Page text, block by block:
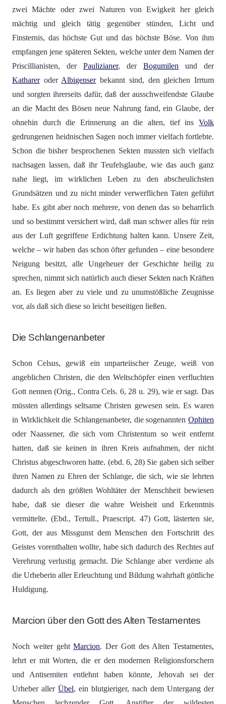
zwei Mächte oder zwei Naturen von Ewigkeit her gleich
mächtig und gleich tätig gegenüber stünden, Licht und
Finsternis, das höchste Gut und das höchste Böse. Von ihm
empfangen jene späteren Sekten, welche unter dem Namen der
Priscillianisten, der Paulizianer, der Bogumilen und der
Kathareroder Albigenserbekannt sind, den gleichen Irrtum
und sorgten ihrerseits dafür, daß der ausschweifendste Glaube
an die Macht des Bösen neue Nahrung fand, ein Glaube, der
ohnehin durch die Erinnerung an die alten, tief ins Volk
gedrungenen heidnischen Sagen noch immer vielfach fortlebte.
Schon die bisher besprochenen Sekten mussten sich vielfach
nachsagen lassen, daß ihr Teufelsglaube, wie das auch ganz
nahe liegt, im wirklichen Leben zu den abscheulichsten
Grundsätzen und zu nicht minder verwerflichen Taten geführt
habe. Es gibt aber noch mehrere, von denen das so beharrlich
und so bestimmt versichert wird, daß man schwer alles für rein
aus der Luft gegriffene Erdichtung halten kann. Unsere Zeit,
welche – wir haben das schon öfter gefunden – eine besondere
Neigung besitzt, alle Ungeheuer der Geschichte heilig zu
sprechen, nimmt sich natürlich auch dieser Sekten nach Kräften
an. Es liegen aber zu viele und zu unumstößliche Zeugnisse
vor, als daß sich diese so leicht beseitigen ließen.
Die Schlangenanbeter
Schon Celsus, gewiß ein unparteiischer Zeuge, weiß von
angeblichen Christen, die den Weltschöpfer einen verfluchten
Gott nennen (Orig., Contra Cels. 6, 28 u. 29), wie er sagt. Das
müssten allerdings seltsame Christen gewesen sein. Es waren
in Wirklichkeit die Schlangenanbeter, die sogenannten Ophiten
oder Naassener, die sich vom Christentum so weit entfernt
hatten, daß sie keinen in ihren Kreis aufnahmen, der nicht
Christus abgeschworen hatte. (ebd. 6, 28) Sie gaben sich selber
ihren Namen zu Ehren der Schlange, die sich, wie sie lehrten
dadurch als den größten Wohltäter der Menschheit bewiesen
habe, daß sie dieser die wahre Weisheit und Erkenntnis
vermittelte. (Ebd., Tertull., Praescript. 47) Gott, lästerten sie,
Gott, der aus Missgunst dem Menschen den Fortschritt des
Geistes vorenthalten wollte, habe sich dadurch des Rechtes auf
Verehrung verlustig gemacht. Die Schlange aber verdiene als
die Urheberin aller Erleuchtung und Bildung wahrhaft göttliche
Huldigung.
Marcion über den Gott des Alten Testamentes
Noch weiter gehtMarcion. Der Gott des Alten Testamentes,
lehrt er mit Worten, die er den modernen Religionsforschern
und Antisemiten entlehnt haben könnte, Jehovah sei der
Urheber aller Übel, ein blutgieriger, nach dem Untergang der